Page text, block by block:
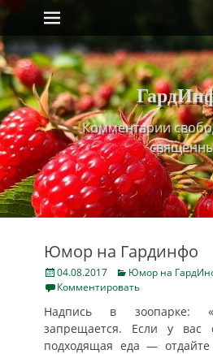
Skip
content
Primary Menu
Комментарии
Юмор на Гардинфо
Posted
on
04.08.2017 Categories
Юмор на
Комментировать
Надпись в зоопарке:
запрещается. Если у вас
подходящая еда — отдайте